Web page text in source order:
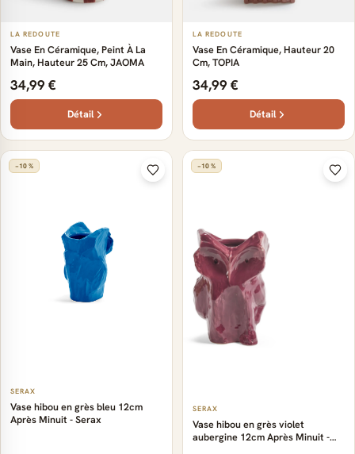
LA REDOUTE
Vase En Céramique, Peint À La
Main, Hauteur 25 Cm, JAOMA
34,99 €
Détail
LA REDOUTE
Vase En Céramique, Hauteur 20
Cm, TOPIA
34,99 €
Détail
−10 %
SERAX
Vase hibou en grès bleu 12cm
Après Minuit - Serax
−10 %
SERAX
Vase hibou en grès violet
aubergine 12cm Après Minuit -